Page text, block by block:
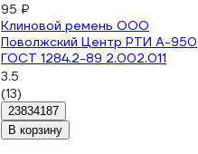
95 ₽
Клиновой ремень ООО
Поволжский Центр РТИ А-950
ГОСТ 1284.2-89 2.002.011
3.5
(13)
23834187
В корзину